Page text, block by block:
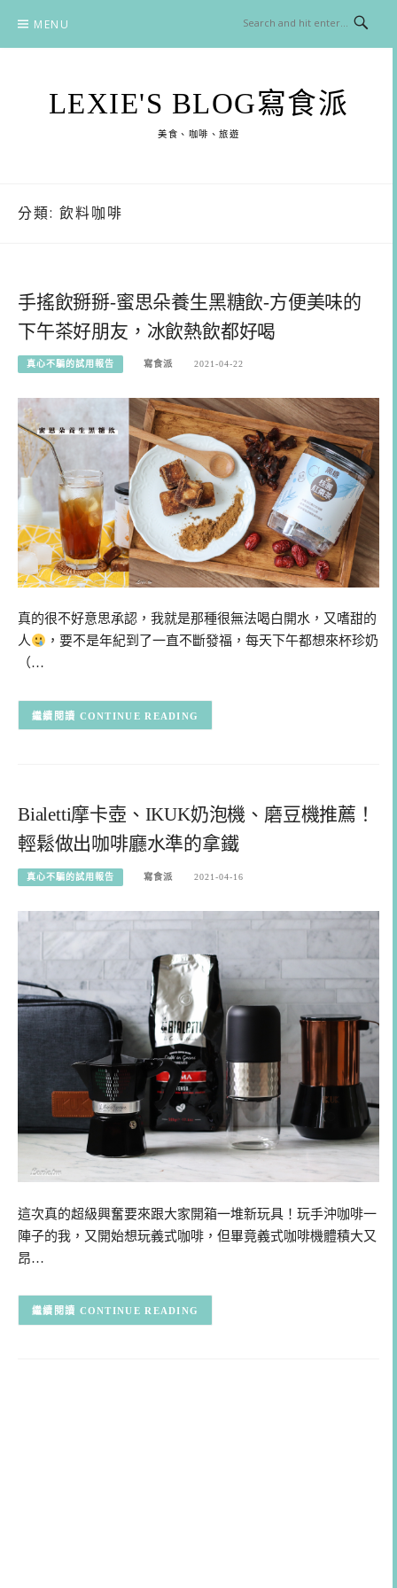
content
MENU
LEXIE'S BLOG寫食派
美食、咖啡、旅遊
分類: 飲料咖啡
手搖飲掰掰-蜜思朵養生黑糖飲-方便美味的
下午茶好朋友，冰飲熱飲都好喝
真心不騙的試用報告 寫食派 2021-04-22
真的很不好意思承認，我就是那種很無法喝白開水，又嗜甜的
人
，要不是年紀到了一直不斷發福，每天下午都想來杯珍奶
（…
CONTINUE READING
Bialetti摩卡壺、IKUK奶泡機、磨豆機推薦！
輕鬆做出咖啡廳水準的拿鐵
真心不騙的試用報告 寫食派 2021-04-16
這次真的超級興奮要來跟大家開箱一堆新玩具！玩手沖咖啡一
陣子的我，又開始想玩義式咖啡，但畢竟義式咖啡機體積大又
昂…
CONTINUE READING